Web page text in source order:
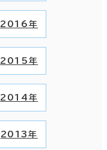
2016年
2015年
2014年
2013年